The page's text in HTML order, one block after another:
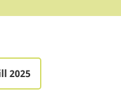
2025